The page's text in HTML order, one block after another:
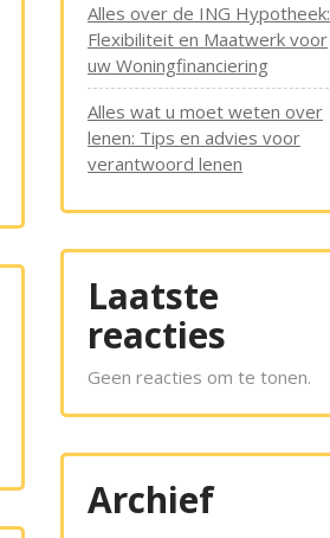
Alles over de ING Hypotheek:
Flexibiliteit en Maatwerk voor
uw Woningfinanciering
Alles wat u moet weten over
lenen: Tips en advies voor
verantwoord lenen
Laatste
reacties
Geen reacties om te tonen.
Archief